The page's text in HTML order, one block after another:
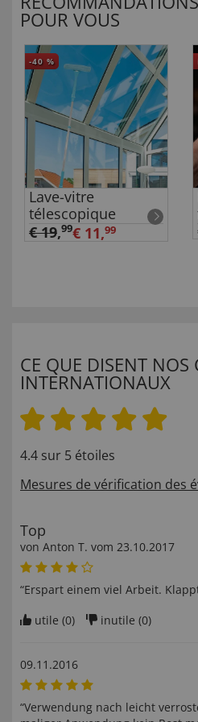
POUR VOUS
-40 %
Lave-vitre
télescopique
€ 19,99€ 11,99
CE QUE DISENT NOS
INTERNATIONAUX
4.4 sur 5 étoiles
Mesures de vérification des
Top
von Anton T. vom 23.10.2017
“Erspart einem viel Arbeit.
utile (0) inutile (0)
09.11.2016
“Verwendung nach leicht